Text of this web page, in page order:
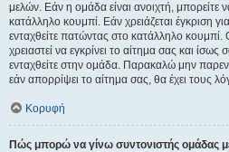
μελών. Εάν η ομάδα είναι ανοιχτή, μπορείτε
κατάλληλο κουμπί. Εάν χρειάζεται έγκριση
ενταχθείτε πατώντας στο κατάλληλο
χρειαστεί να εγκρίνει το αίτημα σας και ίσως
ενταχθείτε στην ομάδα. Παρακαλώ μην
εάν απορρίψει το αίτημα σας, θα έχει τους
Κορυφή
Πώς μπορώ να γίνω συντονιστής ομάδας